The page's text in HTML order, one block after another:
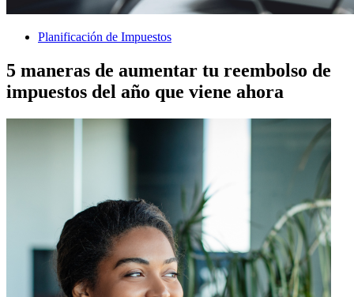
Planificación de Impuestos
5 maneras de aumentar tu reembolso de
impuestos del año que viene ahora